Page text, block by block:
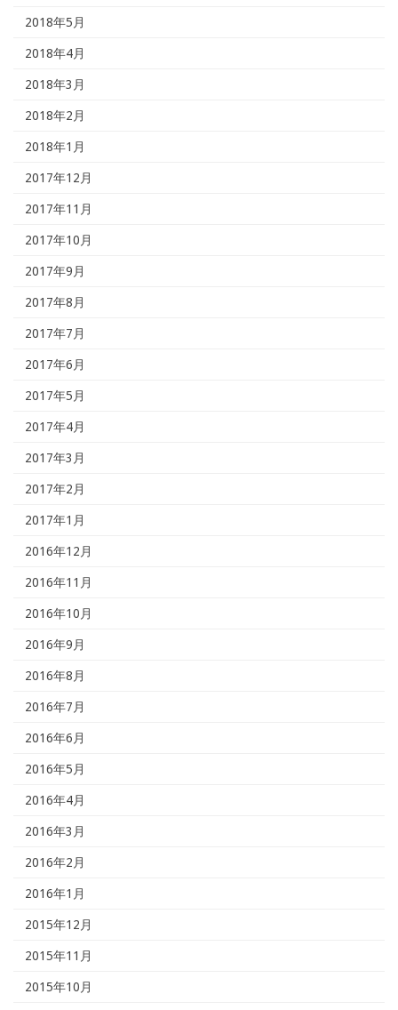
2018年5月
2018年4月
2018年3月
2018年2月
2018年1月
2017年12月
2017年11月
2017年10月
2017年9月
2017年8月
2017年7月
2017年6月
2017年5月
2017年4月
2017年3月
2017年2月
2017年1月
2016年12月
2016年11月
2016年10月
2016年9月
2016年8月
2016年7月
2016年6月
2016年5月
2016年4月
2016年3月
2016年2月
2016年1月
2015年12月
2015年11月
2015年10月